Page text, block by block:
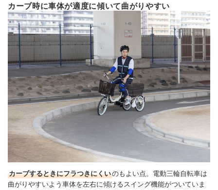
カーブ時に車体が適度に傾いて曲がりやすい
カーブするときにフラつきにくいのもよい点。電動三輪自転車は
曲がりやすいよう車体を左右に傾けるスイング機能がついていま